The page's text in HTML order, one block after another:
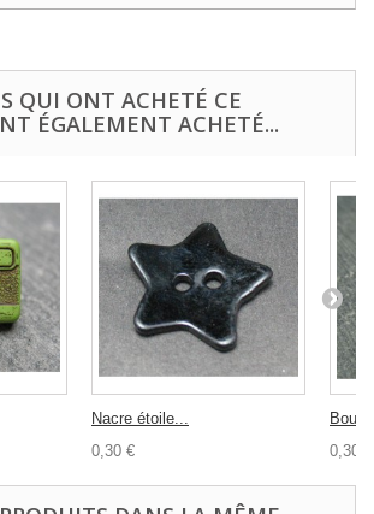
QUI ONT ACHETÉ CE
ÉGALEMENT ACHETÉ...
Nacre étoile...
0,30 €
0,30 €